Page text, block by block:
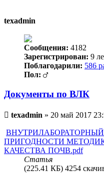
texadmin
Сообщения: 4182
Зарегистрирован: 9
Поблагодарили: 586
Пол:
Документы по ВЛК
Непрочитанное
texadmin » 20 май 2017
ПРИГОДНОСТИ
КАЧЕСТВА ПОЧВ.pdf
Статья
(225.41 КБ) 4254